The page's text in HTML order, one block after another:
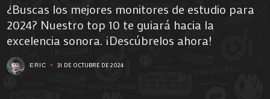
¿Buscas los mejores monitores de estudio para
2024? Nuestro top 10 te guiará hacia la
excelencia sonora. ¡Descúbrelos ahora!
ERIC 31 DE OCTUBRE DE 2024